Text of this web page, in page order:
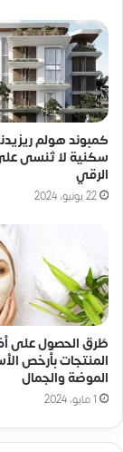
كمبوند هولم
سكنية لا تُنسى
الرقي
22 يونيو، 2024
طُرق الحصول على
المنتجات بأرخص
الموضة والجمال
1 مايو، 2024